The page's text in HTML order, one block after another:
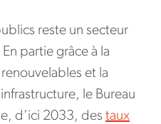
reste un secteur
partie grâce à la
et la
le Bureau
d’ici 2033, des taux